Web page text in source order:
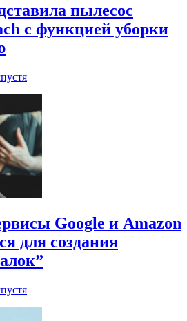
пылесос
с функцией уборки
Google и Amazon
для создания